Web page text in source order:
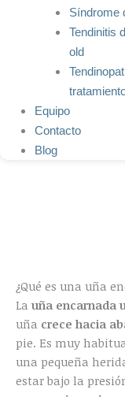
Síndrome
Tendinitis
old
Equipo
Contacto
Blog
¿Qué es una uña
La uña encarnada
uña crece hacia
pie. Es muy
una pequeña
estar bajo la